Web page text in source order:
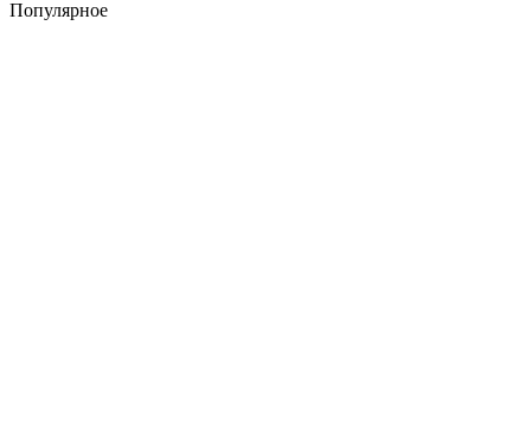
Популярное